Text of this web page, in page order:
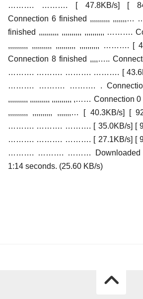
………. ………. [ 47.8KB/s] [
Connection 6 finished ,,,,,,,,,,
finished ,,,,,,,,,, ,,,,,,,,,, ,,,,,,,,,, ……….
,,,,,,,,,, ,,,,,,,,,, ,,,,,,,,,, ,,,,,,,,,, ………. [
Connection 8 finished ,,,,…..
………. ………. ………. ………. [
………. ………. ………. . Connection
,,,,,,,,,, ,,,,,,,,,, ,,,,,,,,,, ,…… Connection 0
,,,,,,,,,, ,,,,,,,,,, ,,,,,,,… [ 40.3KB/
………. ………. ………. [ 35.0KB/s] [
………. ………. ………. [ 27.1KB/s] [
………. ………. ……… Downloaded
1:14 seconds. (25.60 KB/s)